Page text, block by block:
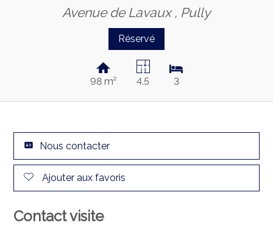
Avenue de Lavaux , Pully
Réservé
98 m² 4.5 3
Nous contacter
Ajouter aux favoris
Contact visite